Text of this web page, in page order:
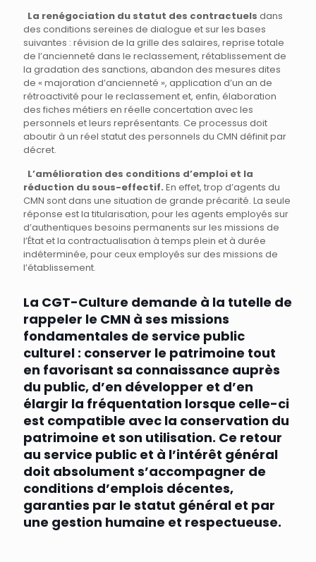
La renégociation du statut des contractuels dans
des conditions sereines de dialogue et sur les bases
suivantes : révision de la grille des salaires, reprise totale
de l’ancienneté dans le reclassement, rétablissement de
la gradation des sanctions, abandon des mesures dites
de « majoration d’ancienneté », application d’un an de
rétroactivité pour le reclassement et, enfin, élaboration
des fiches métiers en réelle concertation avec les
personnels et leurs représentants. Ce processus doit
aboutir à un réel statut des personnels du CMN définit par
décret.
L’amélioration des conditions d’emploi et la
réduction du sous-effectif. En effet, trop d’agents du
CMN sont dans une situation de grande précarité. La seule
réponse est la titularisation, pour les agents employés sur
d’authentiques besoins permanents sur les missions de
l’État et la contractualisation à temps plein et à durée
indéterminée, pour ceux employés sur des missions de
l’établissement.
La CGT-Culture demande à la tutelle de
rappeler le CMN à ses missions
fondamentales de service public
culturel : conserver le patrimoine tout
en favorisant sa connaissance auprès
du public, d’en développer et d’en
élargir la fréquentation lorsque celle-ci
est compatible avec la conservation du
patrimoine et son utilisation. Ce retour
au service public et à l’intérêt général
doit absolument s’accompagner de
conditions d’emplois décentes,
garanties par le statut général et par
une gestion humaine et respectueuse.